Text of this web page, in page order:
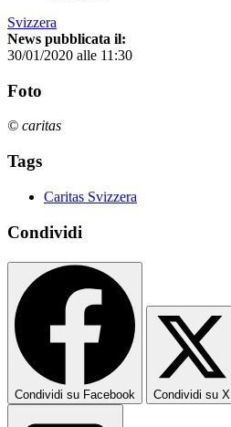
Svizzera
News pubblicata il:
30/01/2020 alle 11:30
Foto
© caritas
Tags
Caritas Svizzera
Condividi
Condividi su Facebook Condividi su X